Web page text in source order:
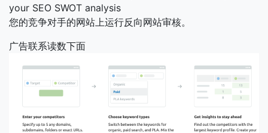
您的竞争对手的网站上运行反向网站审核。
广告联系读数下面